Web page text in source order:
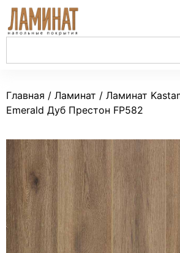
Главная / Ламинат / Ламинат
Emerald Дуб Престон FP582